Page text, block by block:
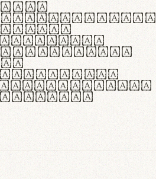
innovans
pretium
laoreet
morbi
et netus et
turpis